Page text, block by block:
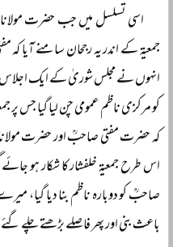
اسی تسلسل میں جب حضرت مولانا
جمعیۃ کے اندر یہ رجحان سامنے آیا کہ
انہوں نے مجلس شوریٰ کے ایک اجلاس
کو مرکزی ناظم عمومی چن لیا گیا جس پر
کہ حضرت مفتی صاحبؒ اور حضرت
اس طرح جمعیۃ خلفشار کا شکار ہو
صاحبؒ کو دوبارہ ناظم بنا دیا گیا،
باعث بنی اور پھر فاصلے بڑھتے چلے